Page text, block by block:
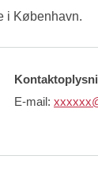
i København.
E-mail: